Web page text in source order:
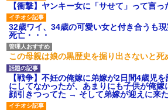
小学生の息子が急に様子がおかしくなった
『わかんない！』って怒鳴り付けてくるし
「話してみるよ」→ 後日・・・
居酒屋にて。兄の紹介者「お酒飲みなって
理です！」酷すぎるワードの連発で、耐え
し「お勘定です。逃がして下さい」その
せたら...
【衝撃】ヤンキー女に「サせて」って言っ
32歳ワイ、34歳の可愛い女と付き合うも
死亡・・・
この母親は娘の黒歴史を掘り出さないと
【戦争】不妊の俺嫁に弟嫁が2日間4歳児
にしてなかったが、あまりにも子供が俺
顔引きつってた → そして弟嫁が迎えに来